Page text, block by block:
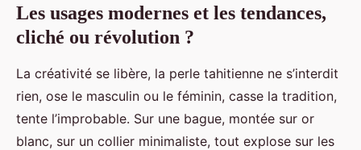
Les usages modernes et les tendances,
cliché ou révolution ?
La créativité se libère, la perle tahitienne ne s’interdit
rien, ose le masculin ou le féminin, casse la tradition,
tente l’improbable. Sur une bague, montée sur or
blanc, sur un collier minimaliste, tout explose sur les